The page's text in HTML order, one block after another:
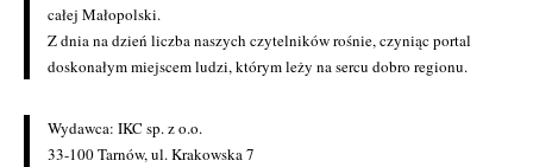
całej Małopolski.
Z dnia na dzień liczba naszych czytelników rośnie, czyniąc portal
doskonałym miejscem ludzi, którym leży na sercu dobro regionu.
Wydawca: IKC sp. z o.o.
33-100 Tarnów, ul. Krakowska 7